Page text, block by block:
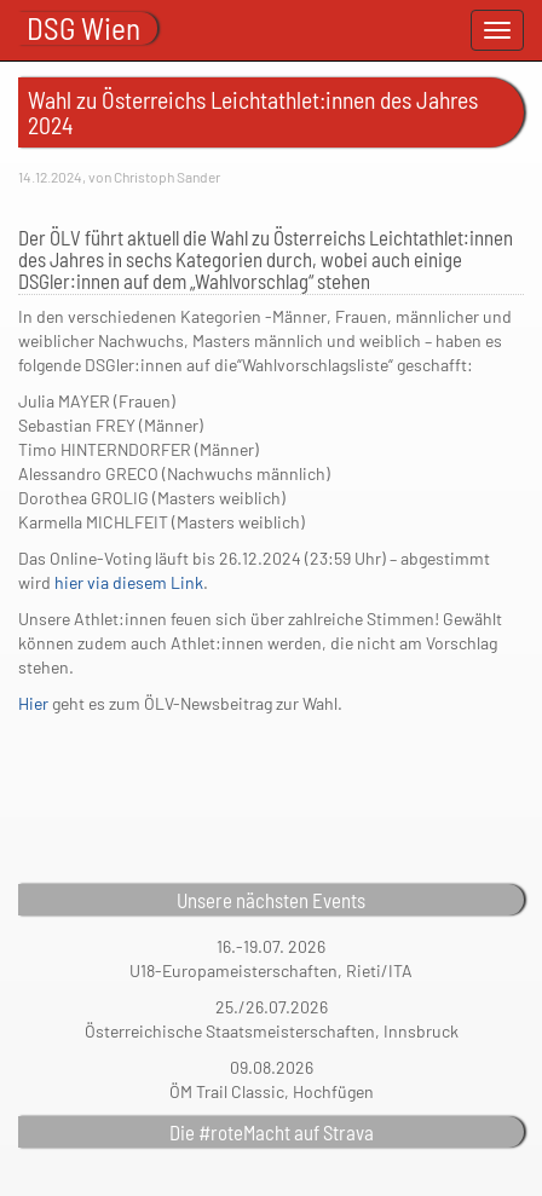
Toggle
DSG Wien
Wahl zu Österreichs Leichtathlet:innen des Jahres
2024
14.12.2024, von Christoph Sander
Der ÖLV führt aktuell die Wahl zu Österreichs Leichtathlet:innen
des Jahres in sechs Kategorien durch, wobei auch einige
DSGler:innen auf dem „Wahlvorschlag“ stehen
In den verschiedenen Kategorien -Männer, Frauen, männlicher und
weiblicher Nachwuchs, Masters männlich und weiblich – haben es
folgende DSGler:innen auf die“Wahlvorschlagsliste“ geschafft:
Julia MAYER (Frauen)
Sebastian FREY (Männer)
Timo HINTERNDORFER (Männer)
Alessandro GRECO (Nachwuchs männlich)
Dorothea GROLIG (Masters weiblich)
Karmella MICHLFEIT (Masters weiblich)
Das Online-Voting läuft bis 26.12.2024 (23:59 Uhr) – abgestimmt
wird hier via diesem Link.
Unsere Athlet:innen feuen sich über zahlreiche Stimmen! Gewählt
können zudem auch Athlet:innen werden, die nicht am Vorschlag
stehen.
Hier geht es zum ÖLV-Newsbeitrag zur Wahl.
Unsere nächsten Events
16.-19.07. 2026
U18-Europameisterschaften, Rieti/ITA
25./26.07.2026
Österreichische Staatsmeisterschaften, Innsbruck
09.08.2026
ÖM Trail Classic, Hochfügen
Die #roteMacht auf Strava